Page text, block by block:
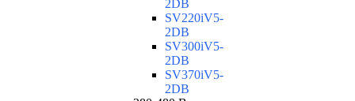
2DB
SV220iV5-
2DB
SV300iV5-
2DB
SV370iV5-
2DB